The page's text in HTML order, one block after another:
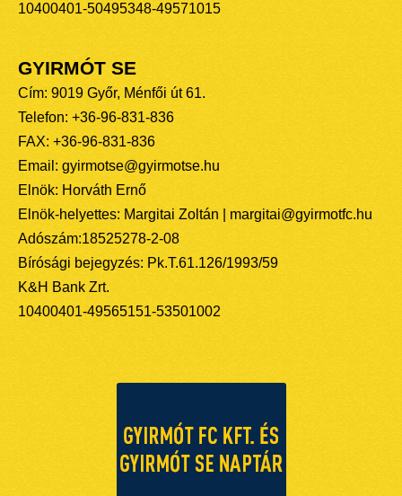
10400401-50495348-49571015
GYIRMÓT SE
Cím: 9019 Győr, Ménfői út 61.
Telefon: +36-96-831-836
FAX: +36-96-831-836
Email: gyirmotse@gyirmotse.hu
Elnök: Horváth Ernő
Elnök-helyettes: Margitai Zoltán | margitai@gyirmotfc.hu
Adószám:18525278-2-08
Bírósági bejegyzés: Pk.T.61.126/1993/59
K&H Bank Zrt.
10400401-49565151-53501002